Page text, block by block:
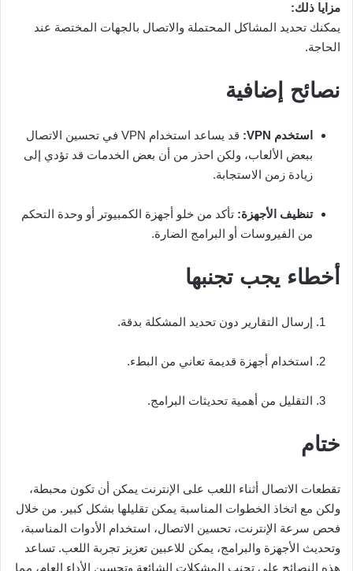
مزايا ذلك:
يمكنك تحديد المشاكل المحتملة والاتصال بالجهات المختصة عند
الحاجة.
نصائح إضافية
استخدم VPN:
قد يساعد استخدام VPN في تحسين الاتصال
ببعض الألعاب، ولكن احذر من أن بعض الخدمات قد تؤدي إلى
زيادة زمن الاستجابة.
تنظيف الأجهزة: تأكد من خلو أجهزة الكمبيوتر أو وحدة التحكم
من الفيروسات أو البرامج الضارة.
أخطاء يجب تجنبها
إرسال التقارير دون تحديد المشكلة بدقة.
استخدام أجهزة قديمة تعاني من البطء.
التقليل من أهمية تحديثات البرامج.
ختام
تقطعات الاتصال أثناء اللعب على الإنترنت يمكن أن تكون محبطة،
ولكن مع اتخاذ الخطوات المناسبة يمكن تقليلها بشكل كبير. من خلال
فحص سرعة الإنترنت، تحسين الاتصال، استخدام الأدوات المناسبة،
وتحديث الأجهزة والبرامج، يمكن للاعبين تعزيز تجربة اللعب. تساعد
هذه النصائح على تجنب المشكلات الشائعة وتحسين الأداء العام، مما